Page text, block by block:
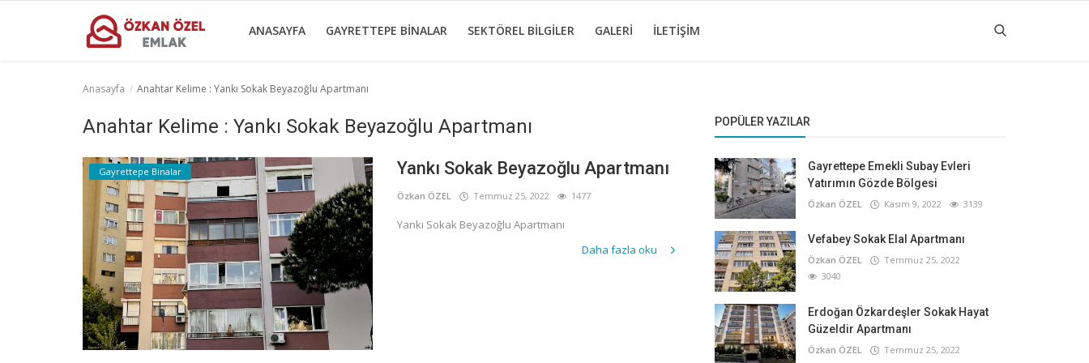
ANASAYFA GAYRETTEPE BINALAR SEKTÖREL BILGILER GALERI İLETIŞIM
Sektörel Bilgiler
Anasayfa Anahtar Kelime : Yankı Sokak Beyazoğlu Apartmanı
Anahtar Kelime : Yankı Sokak Beyazoğlu Apartmanı
Gayrettepe Binalar Yankı Sokak Beyazoğlu Apartmanı
Özkan ÖZEL Temmuz 25, 2022 1477
Yankı Sokak Beyazoğlu Apartmanı
Daha fazla oku
POPÜLER YAZILAR
Gayrettepe Emekli Subay Evleri
Yatırımın Gözde Bölgesi
Özkan ÖZEL Kasım 9, 2022 3139
Vefabey Sokak Elal Apartmanı
Özkan ÖZEL
Temmuz 25, 2022
3040
Erdoğan Özkardeşler Sokak Hayat
Güzeldir Apartmanı
Özkan ÖZEL
Temmuz 25, 2022